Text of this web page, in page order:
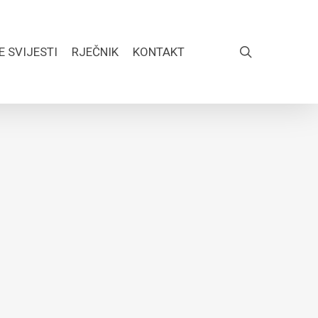
SVIJESTI RJEČNIK KONTAKT FACEBOOK